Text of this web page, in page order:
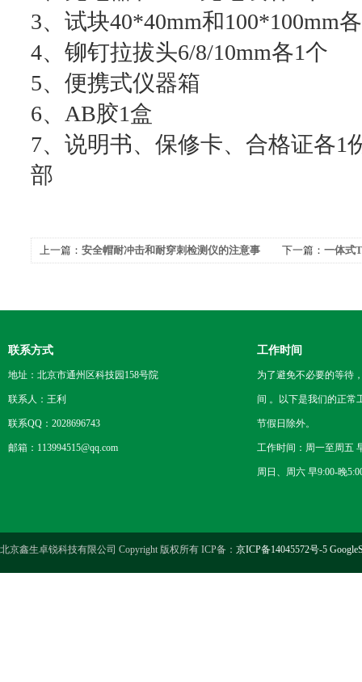
3、试块40*40mm和100*100mm
4、铆钉拉拔头6/8/10mm各1个
5、便携式仪器箱
6、AB胶1盒
7、说明书、保修卡、合格证各1
部
上一篇： 安全帽耐冲击和耐穿刺检测仪的注意事
下一篇： 一体式
联系方式
地址：北京市通州区科技园158号院
联系人：王利
联系QQ：2028696743
邮箱：113994515@qq.com
工作时间
为了避免不必要的等待
间 。以下是我们的正常
节假日除外。
工作时间：周一至周五
周日、周六 早9:00-晚
北京鑫生卓锐科技有限公司 Copyright 版权所有 ICP备： 京ICP备14045572号-5